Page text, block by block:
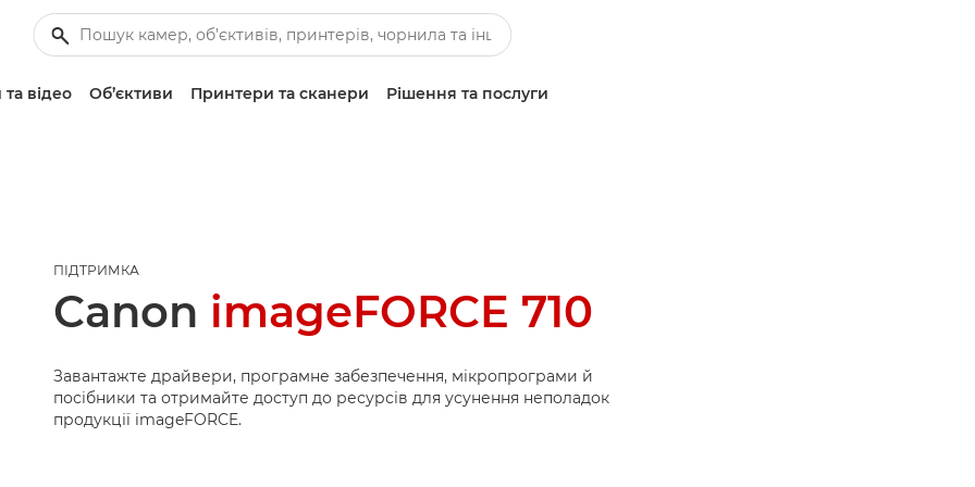
відео Об’єктиви Принтери та сканери Рішення та послуги
ПІДТРИМКА
Canon imageFORCE 710
Завантажте драйвери, програмне забезпечення, мікропрограми й
посібники та отримайте доступ до ресурсів для усунення неполадок
продукції imageFORCE.